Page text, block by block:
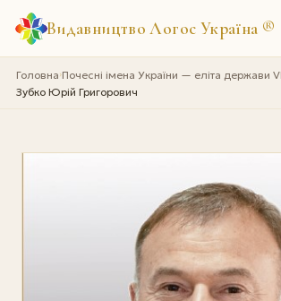
Видавництво Логос Україна ®
Головна›Почесні імена України — еліта держави VI
Зубко Юрій Григорович